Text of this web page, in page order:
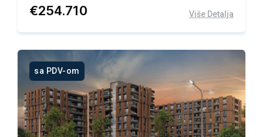
€254.710 Više Detalja
sa PDV-om